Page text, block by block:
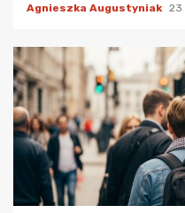
Agnieszka Augustyniak 23